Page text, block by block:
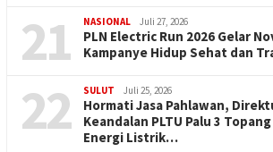
21 NASIONAL Juli 27, 2026
PLN Electric Run 2026 Gelar
Kampanye Hidup Sehat dan
22 SULUT Juli 25, 2026
Hormati Jasa Pahlawan,
Keandalan PLTU Palu 3
Energi Listrik…